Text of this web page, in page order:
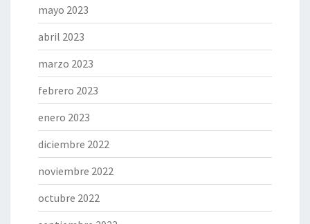
mayo 2023
abril 2023
marzo 2023
febrero 2023
enero 2023
diciembre 2022
noviembre 2022
octubre 2022